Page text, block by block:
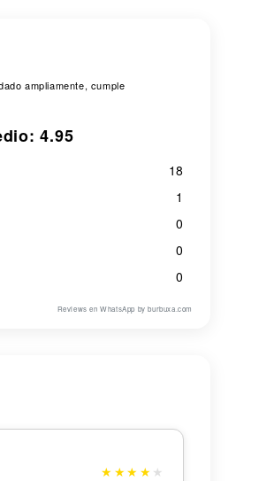
ampliamente, cumple
4.95
18
1
0
0
0
Reviews en WhatsApp by burbuxa.com
★ ★★ ★ ★